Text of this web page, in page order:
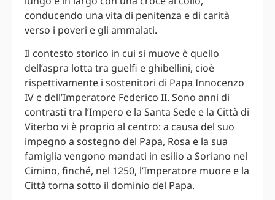
conducendo una vita di penitenza e di carità
verso i poveri e gli ammalati.
Il contesto storico in cui si muove è quello
dell’aspra lotta tra guelfi e ghibellini, cioè
rispettivamente i sostenitori di Papa Innocenzo
IV e dell’Imperatore Federico II. Sono anni di
contrasti tra l’Impero e la Santa Sede e la Città di
Viterbo vi è proprio al centro: a causa del suo
impegno a sostegno del Papa, Rosa e la sua
famiglia vengono mandati in esilio a Soriano nel
Cimino, finché, nel 1250, l’Imperatore muore e la
Città torna sotto il dominio del Papa.